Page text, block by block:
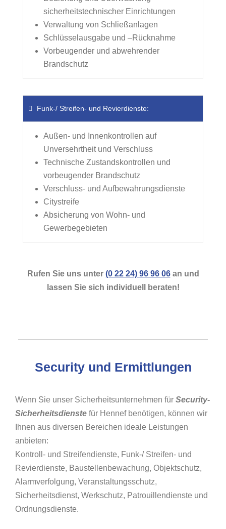
sicherheitstechnischer Einrichtungen
Verwaltung von Schließanlagen
Schlüsselausgabe und –Rücknahme
Vorbeugender und abwehrender
Brandschutz
Funk-/ Streifen- und Revierdienste:
Außen- und Innenkontrollen auf
Unversehrtheit und Verschluss
Technische Zustandskontrollen und
vorbeugender Brandschutz
Verschluss- und Aufbewahrungsdienste
Citystreife
Absicherung von Wohn- und
Gewerbegebieten
Rufen Sie uns unter (0 22 24) 96 96 06an und
lassen Sie sich individuell beraten!
Security und Ermittlungen
Wenn Sie unser Sicherheitsunternehmen für Security-
Sicherheitsdienste für Hennef benötigen, können wir
Ihnen aus diversen Bereichen ideale Leistungen
anbieten:
Kontroll- und Streifendienste, Funk-/ Streifen- und
Revierdienste, Baustellenbewachung, Objektschutz,
Alarmverfolgung, Veranstaltungsschutz,
Sicherheitsdienst, Werkschutz, Patrouillendienste und
Ordnungsdienste.